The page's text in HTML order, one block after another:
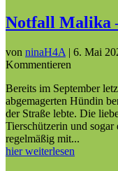
Notfall Malika
von ninaH4A | 6. Mai
Kommentieren
Bereits im September
abgemagerten Hündin
der Straße lebte. Die
Tierschützerin und sogar
regelmäßig mit...
hier weiterlesen